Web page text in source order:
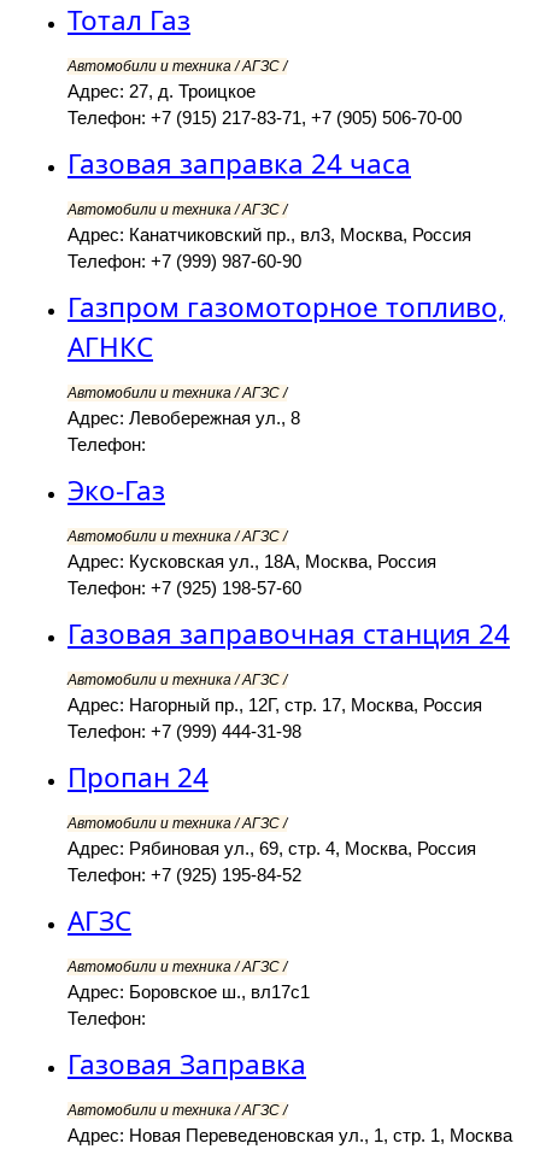
Тотал Газ
Автомобили и техника / АГЗС /
Адрес: 27, д. Троицкое
Телефон: +7 (915) 217-83-71, +7 (905) 506-70-00
Газовая заправка 24 часа
Автомобили и техника / АГЗС /
Адрес: Канатчиковский пр., вл3, Москва, Россия
Телефон: +7 (999) 987-60-90
Газпром газомоторное топливо,
АГНКС
Автомобили и техника / АГЗС /
Адрес: Левобережная ул., 8
Телефон:
Эко-Газ
Автомобили и техника / АГЗС /
Адрес: Кусковская ул., 18А, Москва, Россия
Телефон: +7 (925) 198-57-60
Газовая заправочная станция 24
Автомобили и техника / АГЗС /
Адрес: Нагорный пр., 12Г, стр. 17, Москва, Россия
Телефон: +7 (999) 444-31-98
Пропан 24
Автомобили и техника / АГЗС /
Адрес: Рябиновая ул., 69, стр. 4, Москва, Россия
Телефон: +7 (925) 195-84-52
АГЗС
Автомобили и техника / АГЗС /
Адрес: Боровское ш., вл17с1
Телефон:
Газовая Заправка
Автомобили и техника / АГЗС /
Адрес: Новая Переведеновская ул., 1, стр. 1, Москва